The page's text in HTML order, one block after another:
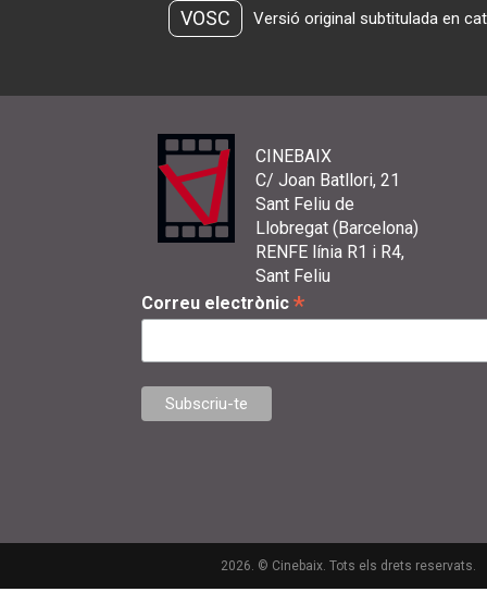
VOSC Versió original subtitulada en
CINEBAIX
C/ Joan Batllori, 21
Sant Feliu de
Llobregat (Barcelona)
RENFE línia R1 i R4,
Sant Feliu
Correu electrònic *
2026. © Cinebaix. Tots els drets reservats.